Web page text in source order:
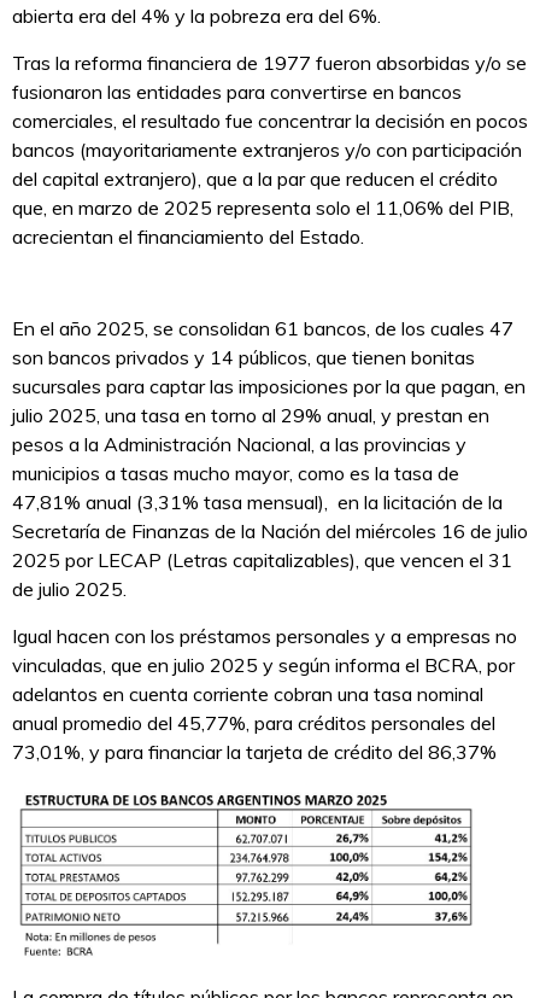
abierta era del 4% y la pobreza era del 6%.
Tras la reforma financiera de 1977 fueron absorbidas y/o se
fusionaron las entidades para convertirse en bancos
comerciales, el resultado fue concentrar la decisión en pocos
bancos (mayoritariamente extranjeros y/o con participación
del capital extranjero), que a la par que reducen el crédito
que, en marzo de 2025 representa solo el 11,06% del PIB,
acrecientan el financiamiento del Estado.
En el año 2025, se consolidan 61 bancos, de los cuales 47
son bancos privados y 14 públicos, que tienen bonitas
sucursales para captar las imposiciones por la que pagan, en
julio 2025, una tasa en torno al 29% anual, y prestan en
pesos a la Administración Nacional, a las provincias y
municipios a tasas mucho mayor, como es la tasa de
47,81% anual (3,31% tasa mensual), en la licitación de la
Secretaría de Finanzas de la Nación del miércoles 16 de julio
2025 por LECAP (Letras capitalizables), que vencen el 31
de julio 2025.
Igual hacen con los préstamos personales y a empresas no
vinculadas, que en julio 2025 y según informa el BCRA, por
adelantos en cuenta corriente cobran una tasa nominal
anual promedio del 45,77%, para créditos personales del
73,01%, y para financiar la tarjeta de crédito del 86,37%